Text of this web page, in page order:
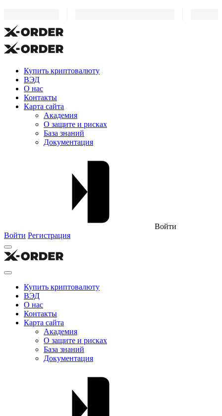
Купить криптовалюту
ВЭД
О нас
Контакты
Карта сайта
Академия
О защите и рисках
База знаний
Документация
Войти
Войти Регистрация
Купить криптовалюту
ВЭД
О нас
Контакты
Карта сайта
Академия
О защите и рисках
База знаний
Документация